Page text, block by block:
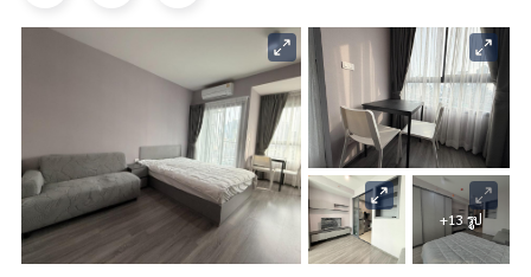
+13 รูป